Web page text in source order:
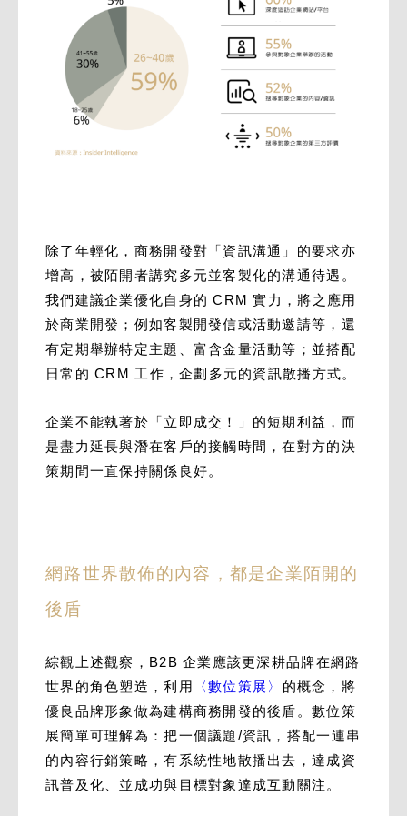
除了年輕化，商務開發對「資訊溝通」的要求亦
增高，被陌開者講究多元並客製化的溝通待遇。
我們建議企業優化自身的 CRM 實力，將之應用
於商業開發；例如客製開發信或活動邀請等，還
有定期舉辦特定主題、富含金量活動等；並搭配
日常的 CRM 工作，企劃多元的資訊散播方式。
企業不能執著於「立即成交！」的短期利益，而
是盡力延長與潛在客戶的接觸時間，在對方的決
策期間一直保持關係良好。
網路世界散佈的內容，都是企業陌開的
後盾
綜觀上述觀察，B2B 企業應該更深耕品牌在網路
世界的角色塑造，利用
〈數位策展〉 的概念，將
優良品牌形象做為建構商務開發的後盾。數位策
展簡單可理解為：把一個議題/資訊，搭配一連串
的內容行銷策略，有系統性地散播出去，達成資
訊普及化、並成功與目標對象達成互動關注。